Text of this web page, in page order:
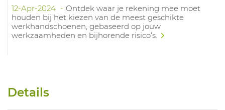
12-Apr-2024
Ontdek waar je rekening mee moet
houden bij het kiezen van de meest geschikte
werkhandschoenen, gebaseerd op jouw
werkzaamheden en bijhorende risico’s.
Details